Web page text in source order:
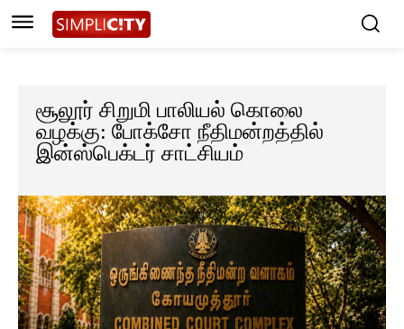
சூலூர் சிறுமி பாலியல் கொலை
வழக்கு: போக்சோ நீதிமன்றத்தில்
இன்ஸ்பெக்டர் சாட்சியம்